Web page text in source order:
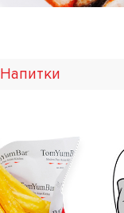
Напитки